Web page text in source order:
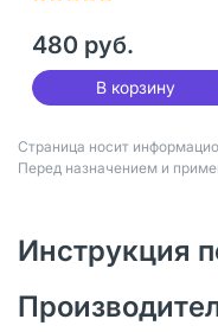
480 руб.
В корзину
Страница носит
Перед назначением и
Инструкция